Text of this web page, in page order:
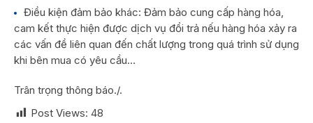
Điều kiện đảm bảo khác: Đảm bảo cung cấp hàng hóa,
cam kết thực hiện được dịch vụ đổi trả nếu hàng hóa xảy ra
các vấn đề liên quan đến chất lượng trong quá trình sử dụng
khi bên mua có yêu cầu…
Trân trọng thông báo./.
Post Views: 48